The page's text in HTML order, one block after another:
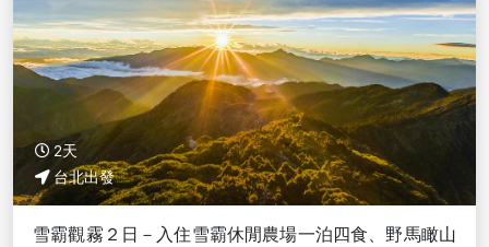
2天
台北出發
雪霸觀霧２日－入住雪霸休閒農場一泊四食、野馬瞰山